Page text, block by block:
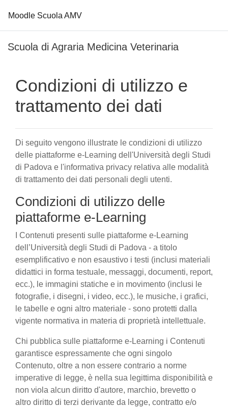
Moodle Scuola AMV
Scuola di Agraria Medicina Veterinaria
Condizioni di utilizzo e
trattamento dei dati
Di seguito vengono illustrate le condizioni di utilizzo
delle piattaforme e-Learning dell'Università degli Studi
di Padova e l'informativa privacy relativa alle modalità
di trattamento dei dati personali degli utenti.
Condizioni di utilizzo delle
piattaforme e-Learning
I Contenuti presenti sulle piattaforme e-Learning
dell’Università degli Studi di Padova - a titolo
esemplificativo e non esaustivo i testi (inclusi materiali
didattici in forma testuale, messaggi, documenti, report,
ecc.), le immagini statiche e in movimento (inclusi le
fotografie, i disegni, i video, ecc.), le musiche, i grafici,
le tabelle e ogni altro materiale - sono protetti dalla
vigente normativa in materia di proprietà intellettuale.
Chi pubblica sulle piattaforme e-Learning i Contenuti
garantisce espressamente che ogni singolo
Contenuto, oltre a non essere contrario a norme
imperative di legge, è nella sua legittima disponibilità e
non viola alcun diritto d'autore, marchio, brevetto o
altro diritto di terzi derivante da legge, contratto e/o